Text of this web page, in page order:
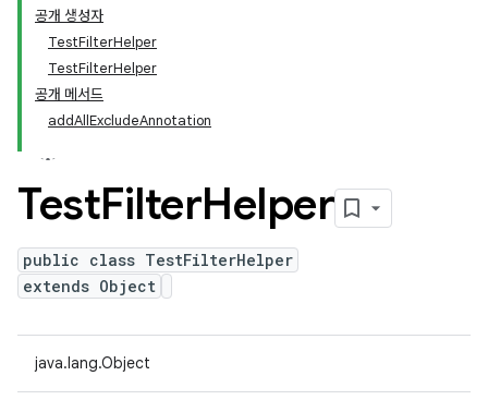
공개 생성자
TestFilterHelper
TestFilterHelper
공개 메서드
addAllExcludeAnnotation
TestFilterHelper
public class TestFilterHelper
extends Object
java.lang.Object